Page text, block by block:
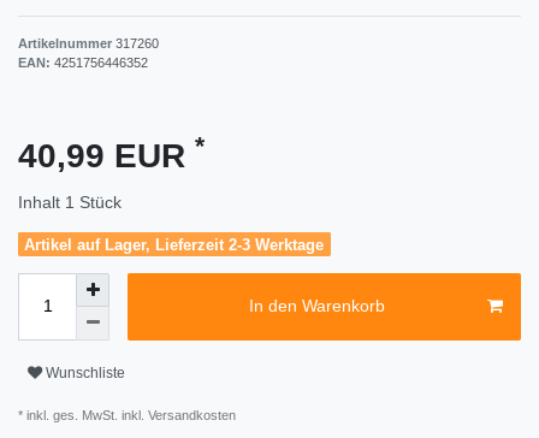
Artikelnummer 317260
EAN: 4251756446352
40,99 EUR *
Inhalt 1 Stück
Artikel auf Lager, Lieferzeit 2-3 Werktage
In den Warenkorb
Wunschliste
* inkl. ges. MwSt. inkl. Versandkosten